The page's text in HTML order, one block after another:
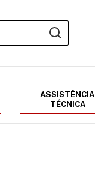
ASSISTÊNCIA
TÉCNICA